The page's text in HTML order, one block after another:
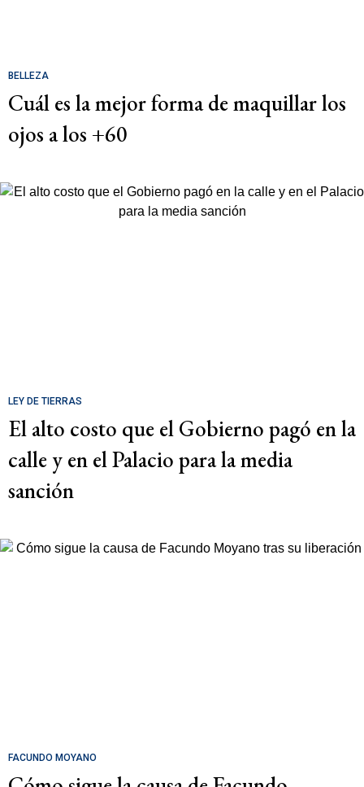
BELLEZA
Cuál es la mejor forma de maquillar los
ojos a los +60
LEY DE TIERRAS
El alto costo que el Gobierno pagó en la
calle y en el Palacio para la media
sanción
FACUNDO MOYANO